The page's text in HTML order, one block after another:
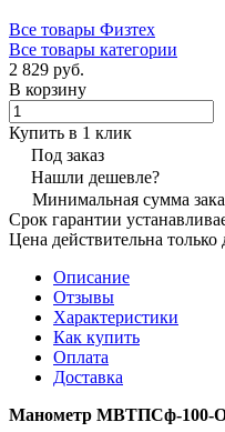
Все товары Физтех
Все товары категории
2 829 руб.
В корзину
Купить в 1 клик
Под заказ
Нашли дешевле?
Минимальная сумма
Срок гарантии
Цена действительна
Описание
Отзывы
Характеристики
Как купить
Оплата
Доставка
Манометр МВТПСф-100-